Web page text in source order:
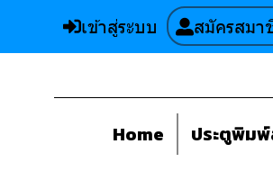
เข้าสู่ระบบ สมัครสมา
Home ประตูพิม